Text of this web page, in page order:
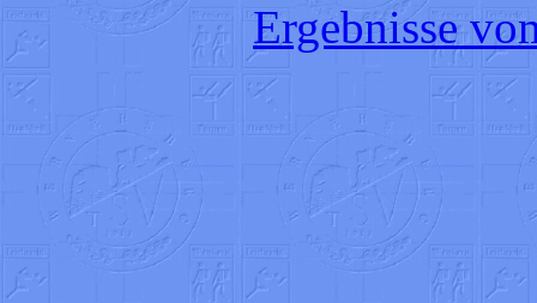
Ergebnisse